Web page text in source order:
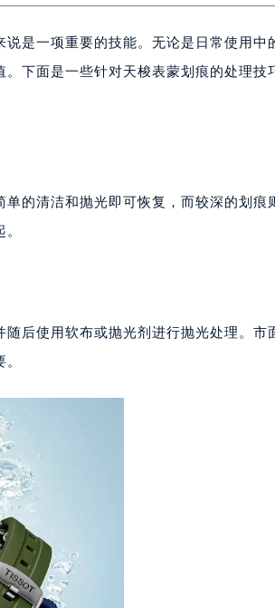
前预约）
（需提前预约）
（需提前预约）
）1层整层（需提前预约）
1层整层（需提前预约）
）
需提前预约）
（需提前预约）
前预约）
室（需提前预约）
预约）
）
提前预约）
（需提前预约）
预约）
是一项重要的技能。无论是日常使用中
下面是一些针对天梭表蒙划痕的处理技
的清洁和抛光即可恢复，而较深的划痕
后使用软布或抛光剂进行抛光处理。市